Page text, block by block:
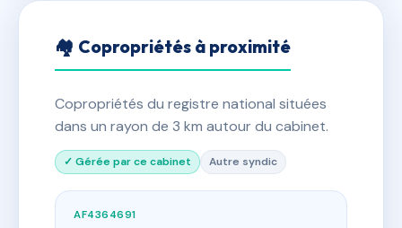
🏘 Copropriétés à proximité
Copropriétés du registre national situées
dans un rayon de 3 km autour du cabinet.
✓ Gérée par ce cabinet Autre syndic
AF4364691